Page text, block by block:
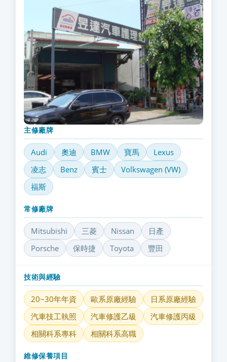
主修廠牌
Audi 奧迪 BMW 寶馬
Lexus
凌志
Benz 賓士
Volkswagen (VW)
福斯
常修廠牌
Mitsubishi 三菱 Nissan
日產
Porsche
保時捷 Toyota 豐田
技術與經驗
20~30年年資 歐系原廠經驗
日系原廠經驗
汽車技工執照
汽車修護乙級
汽車修護丙級
相關科系專科
相關科系高職
維修保養項目